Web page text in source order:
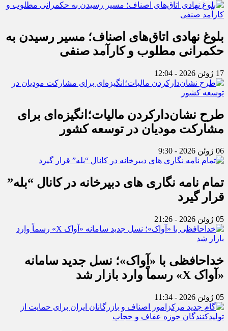
بلوغ نهادی اتاق‌های اصناف؛ مسیر رسیدن به
حکمرانی مطلوب و کارآمد صنفی
17 ژوئن 2026 - 12:04
طرح نشان‌دارکردن مالیات؛انگیزه‌ای برای
مشارکت مودیان در توسعه کشور
06 ژوئن 2026 - 9:30
تمام نامه نگاری های دبیرخانه در کانال “بله”
قرار گیرد
05 ژوئن 2026 - 21:26
خداحافظی با «آواک»؛ نسل جدید سامانه
«آواک X» رسماً وارد بازار شد
05 ژوئن 2026 - 11:34